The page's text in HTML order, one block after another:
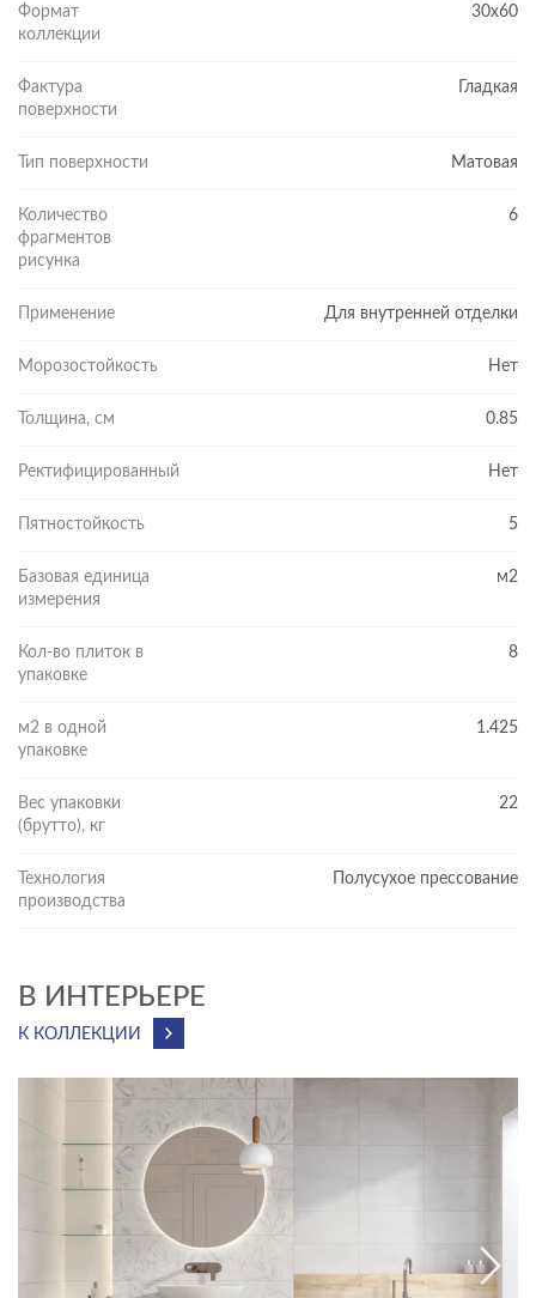
Формат
коллекции
30x60
Фактура
поверхности
Гладкая
Тип поверхности Матовая
Количество
фрагментов
рисунка
6
Применение Для внутренней отделки
Морозостойкость Нет
Толщина, см 0.85
Ректифицированный Нет
Пятностойкость 5
Базовая единица
измерения
м2
Кол-во плиток в
упаковке
8
м2 в одной
упаковке
1.425
Вес упаковки
(брутто), кг
22
Технология
производства
Полусухое прессование
В ИНТЕРЬЕРЕ
К КОЛЛЕКЦИИ